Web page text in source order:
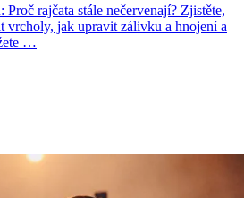
rajčata stále nečervenají? Zjistěte,
vrcholy, jak upravit zálivku a hnojení a
…